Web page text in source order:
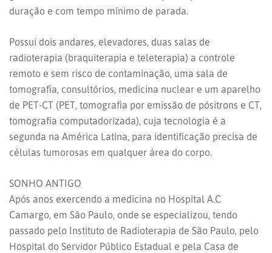
duração e com tempo mínimo de parada.
Possui dois andares, elevadores, duas salas de
radioterapia (braquiterapia e teleterapia) a controle
remoto e sem risco de contaminação, uma sala de
tomografia, consultórios, medicina nuclear e um aparelho
de PET-CT (PET, tomografia por emissão de pósitrons e CT,
tomografia computadorizada), cuja tecnologia é a
segunda na América Latina, para identificação precisa de
células tumorosas em qualquer área do corpo.
SONHO ANTIGO
Após anos exercendo a medicina no Hospital A.C
Camargo, em São Paulo, onde se especializou, tendo
passado pelo Instituto de Radioterapia de São Paulo, pelo
Hospital do Servidor Público Estadual e pela Casa de